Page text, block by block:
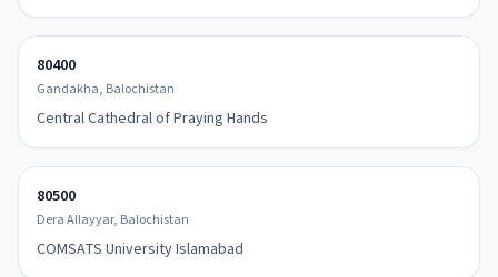
80400
Gandakha, Balochistan
Central Cathedral of Praying Hands
80500
Dera Allayyar, Balochistan
COMSATS University Islamabad